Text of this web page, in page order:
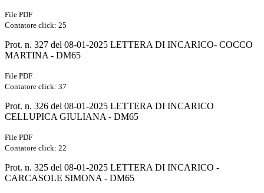
File PDF
Contatore click: 25
Prot. n. 327 del 08-01-2025 LETTERA DI INCARICO- COCCO
MARTINA - DM65
File PDF
Contatore click: 37
Prot. n. 326 del 08-01-2025 LETTERA DI INCARICO
CELLUPICA GIULIANA - DM65
File PDF
Contatore click: 22
Prot. n. 325 del 08-01-2025 LETTERA DI INCARICO -
CARCASOLE SIMONA - DM65